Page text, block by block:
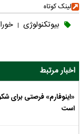
لینک کوتاه
بیوتکنولوژی |
اخبار مرتبط
«اینوفارم» فرصتی برای
است